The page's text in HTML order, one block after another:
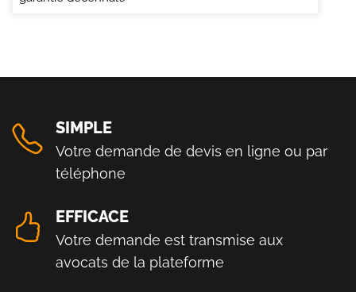
SIMPLE
Votre demande de devis en ligne ou par
téléphone
EFFICACE
Votre demande est transmise aux
avocats de la plateforme